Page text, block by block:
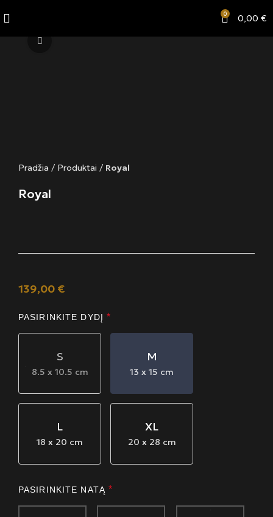
0 0,00 €
Pradžia / Produktai / Royal
Royal
139,00 €
PASIRINKITE DYDĮ *
S
8.5 x 10.5 cm
M
13 x 15 cm
L
18 x 20 cm
XL
20 x 28 cm
PASIRINKITE NATĄ *